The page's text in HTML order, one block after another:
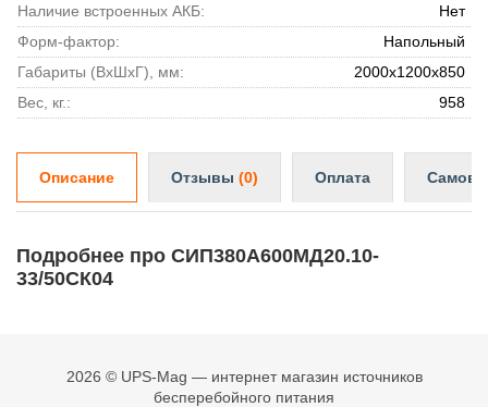
Наличие встроенных АКБ:
Нет
Форм-фактор:
Напольный
Габариты (ВхШхГ), мм:
2000x1200x850
Вес, кг.:
958
Описание Отзывы (0) Оплата
Подробнее про СИП380А600МД20.10-
33/50СК04
2026 © UPS-Mag — интернет магазин источников
бесперебойного питания